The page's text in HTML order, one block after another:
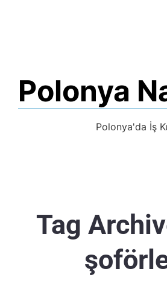
Polonya
Polonya'da İş
Tag